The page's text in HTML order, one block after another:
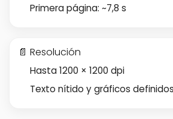
Primera página: ~7,8 s
📄 Resolución
Hasta 1200 × 1200 dpi
Texto nítido y gráficos definidos